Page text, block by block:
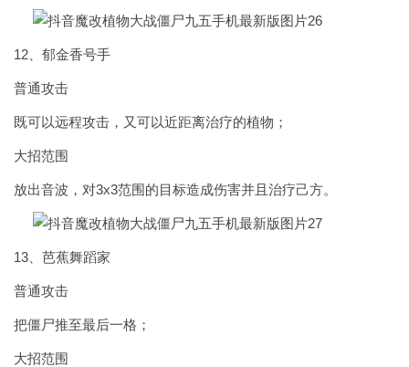
12、郁金香号手
普通攻击
既可以远程攻击，又可以近距离治疗的植物；
大招范围
放出音波，对3x3范围的目标造成伤害并且治疗己方。
13、芭蕉舞蹈家
普通攻击
把僵尸推至最后一格；
大招范围